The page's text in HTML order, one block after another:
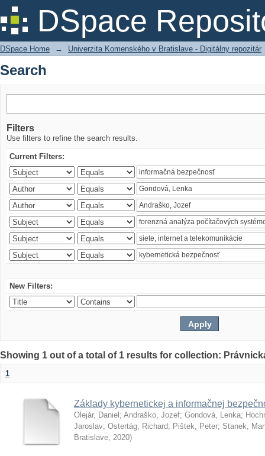
DSpace
Search
DSpace Home → Univerzita Komenského v Bratislave - Digitálny repozitár
Search
Filters
Use filters to refine the search results.
Current Filters:
New Filters:
Showing 1 out of a total of 1 results for collection:
1
Základy kybernetickej a informačnej
Olejár, Daniel ; Andraško, Jozef; Gondová, Lenka;
Jaroslav; Ostertág, Richard; Pištek, Peter; Stanek,
Bratislave, 2020)